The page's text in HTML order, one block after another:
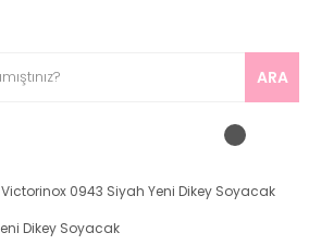
ARA
Victorinox 0943 Siyah Yeni Dikey Soyacak